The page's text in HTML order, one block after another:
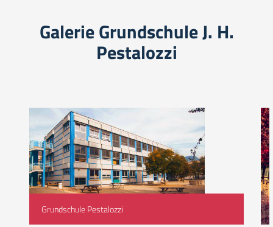
Galerie Grundschule J. H.
Pestalozzi
Grundschule Pestalozzi